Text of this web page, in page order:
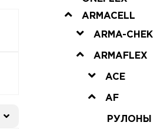
ARMACELL
ARMA-CHEK
ARMAFLEX
ACE
AF
РУЛОНЫ